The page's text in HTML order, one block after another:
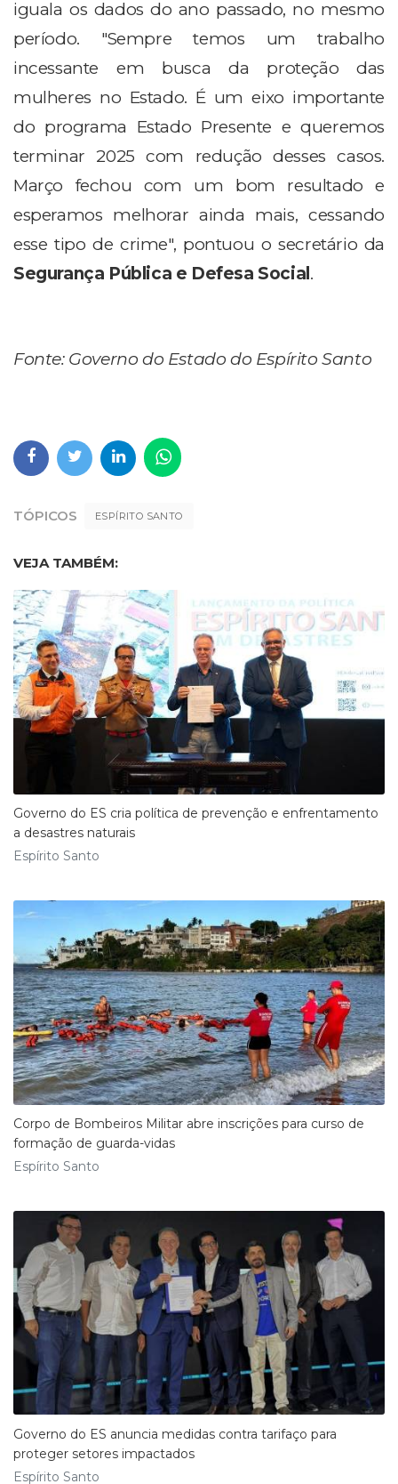
iguala os dados do ano passado, no mesmo
período. "Sempre temos um trabalho
incessante em busca da proteção das
mulheres no Estado. É um eixo importante
do programa Estado Presente e queremos
terminar 2025 com redução desses casos.
Março fechou com um bom resultado e
esperamos melhorar ainda mais, cessando
esse tipo de crime", pontuou o secretário da
Segurança Pública e Defesa Social .
Fonte: Governo do Estado do Espírito Santo
TÓPICOS ESPÍRITO SANTO
VEJA TAMBÉM:
Governo do ES cria política de prevenção e enfrentamento
a desastres naturais
Espírito Santo
Corpo de Bombeiros Militar abre inscrições para curso de
formação de guarda-vidas
Espírito Santo
Governo do ES anuncia medidas contra tarifaço para
proteger setores impactados
Espírito Santo